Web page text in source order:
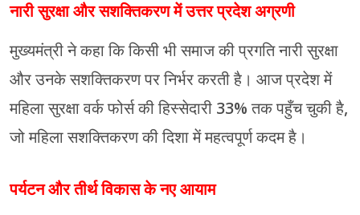
नारी सुरक्षा और सशक्तिकरण में उत्तर प्रदेश अग्रणी
मुख्यमंत्री ने कहा कि किसी भी समाज की प्रगति नारी सुरक्षा
और उनके सशक्तिकरण पर निर्भर करती है। आज प्रदेश में
महिला सुरक्षा वर्क फोर्स की हिस्सेदारी 33% तक पहुँच चुकी है,
जो महिला सशक्तिकरण की दिशा में महत्वपूर्ण कदम है।
पर्यटन और तीर्थ विकास के नए आयाम